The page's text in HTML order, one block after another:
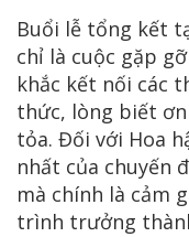
Buổi lễ tổng kết
chỉ là cuộc gặp
khắc kết nối các
thức, lòng biết
tỏa. Đối với Hoa
nhất của chuyến
mà chính là cảm
trình trưởng